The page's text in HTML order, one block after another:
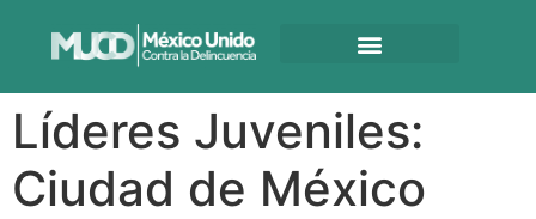
Líderes Juveniles:
Ciudad de México